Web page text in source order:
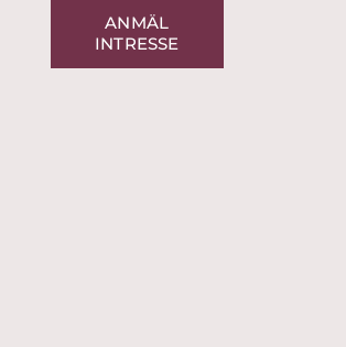
ANMÄL
INTRESSE